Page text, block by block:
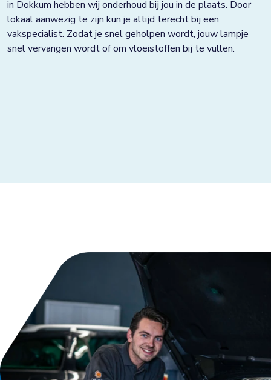
Houten
Huissen
Moordrecht
Nieuwstadt
Noardburgum
Odijk
Odoorn
in Dokkum hebben wij onderhoud bij jou in de plaats. Door
lokaal aanwezig te zijn kun je altijd terecht bij een
vakspecialist. Zodat je snel geholpen wordt, jouw lampje
snel vervangen wordt of om vloeistoffen bij te vullen.